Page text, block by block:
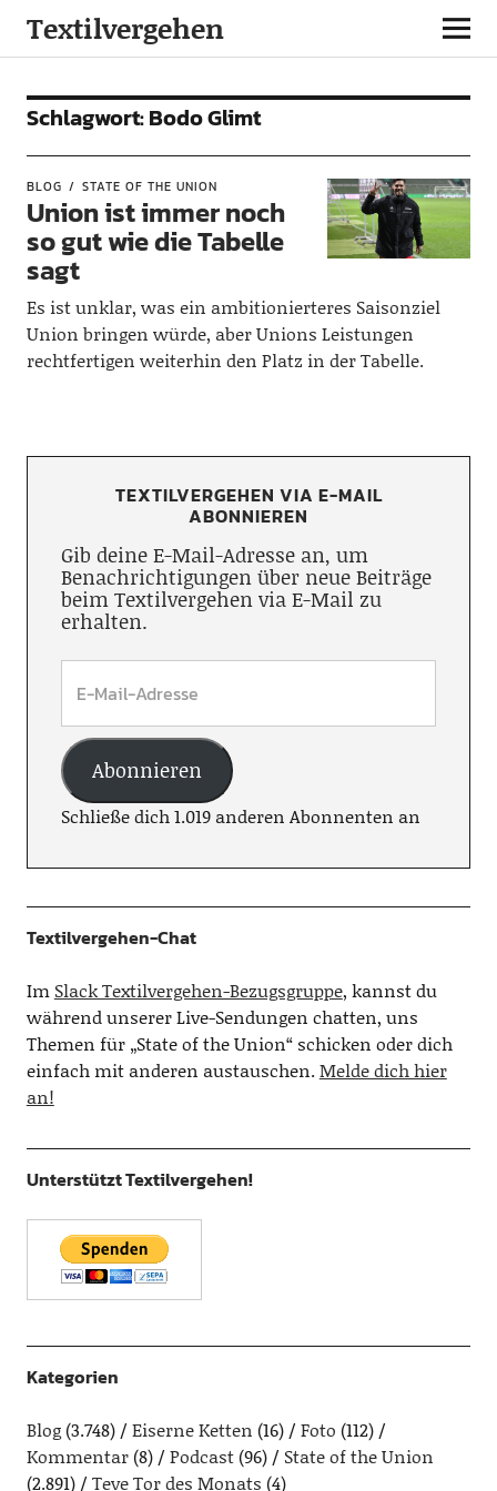
Textilvergehen
Schlagwort:Bodo Glimt
BLOG STATE OF THE UNION
Union ist immer noch
so gut wie die Tabelle
sagt
Es ist unklar, was ein ambitionierteres Saisonziel
Union bringen würde, aber Unions Leistungen
rechtfertigen weiterhin den Platz in der Tabelle.
TEXTILVERGEHEN VIA E-MAIL
ABONNIEREN
Gib deine E-Mail-Adresse an, um
Benachrichtigungen über neue Beiträge
beim Textilvergehen via E-Mail zu
erhalten.
Abonnieren
Schließe dich 1.019 anderen Abonnenten an
Textilvergehen-Chat
Im Slack Textilvergehen-Bezugsgruppe, kannst du
während unserer Live-Sendungen chatten, uns
Themen für „State of the Union“ schicken oder dich
einfach mit anderen austauschen.Melde dich hier
an!
Unterstützt Textilvergehen!
Kategorien
Blog(3.748) Eiserne Ketten (16) Foto (112)
Kommentar(8) Podcast(96)
State of the Union
(2.891)
Teve Tor des Monats (4)